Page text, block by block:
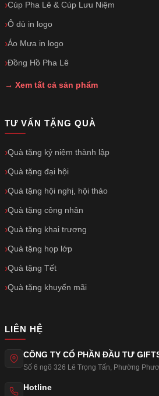
Cúp Pha Lê & Cúp Lưu Niệm
Ô dù in logo
Áo Mưa in logo
Đồng Hồ Pha Lê
→ Xem tất cả sản phẩm
TƯ VẤN TẶNG QUÀ
Quà tặng kỷ niệm thành lập
Quà tặng đại hội
Quà tặng hội nghị, hội thảo
Quà tặng công nhân
Quà tặng khai trương
Quà tặng họp lớp
Quà tặng Tết
Quà tặng khuyến mãi
LIÊN HỆ
CÔNG TY CỔ PHẦN ĐẦU TƯ
Số 6 ngõ 326 Lê Trọng Tấn, Phường
Hotline